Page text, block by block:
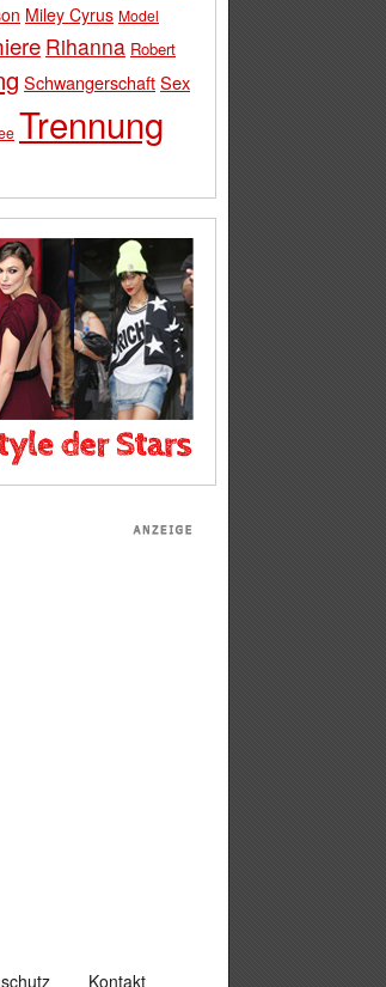
Miley Cyrus Model
Rihanna Robert
SchwangerschaftSex
Trennung
Kontakt